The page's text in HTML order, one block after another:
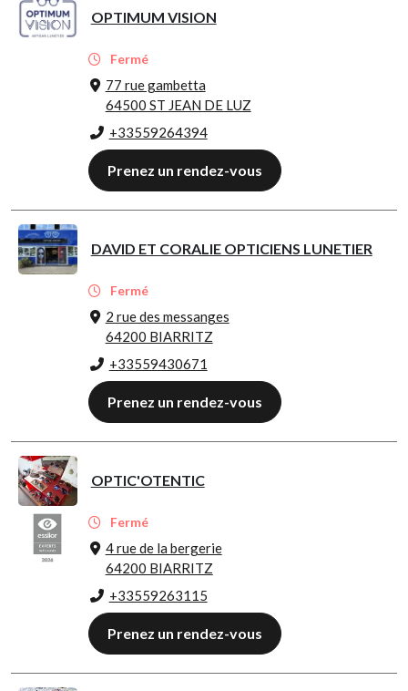
OPTIMUM VISION
Fermé
77 rue gambetta
64500 ST JEAN DE LUZ
+33559264394
Prenez un rendez-vous
DAVID ET CORALIE OPTICIENS LUNETIER
Fermé
2 rue des messanges
64200 BIARRITZ
+33559430671
Prenez un rendez-vous
OPTIC'OTENTIC
Fermé
4 rue de la bergerie
64200 BIARRITZ
+33559263115
Prenez un rendez-vous